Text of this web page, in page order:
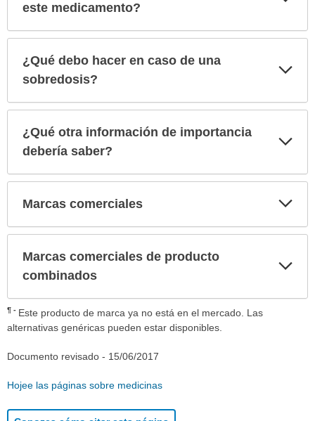
este medicamento?
¿Qué debo hacer en caso de una
sobredosis?
¿Qué otra información de importancia
debería saber?
Marcas comerciales
Marcas comerciales de producto
combinados
¶
Este producto de marca ya no está en el mercado. Las
alternativas genéricas pueden estar disponibles.
Documento revisado - 15/06/2017
Hojee las páginas sobre medicinas